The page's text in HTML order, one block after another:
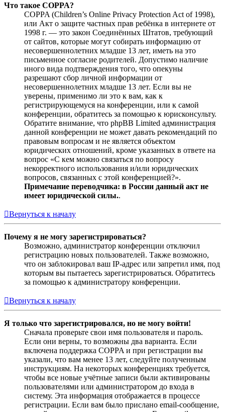
Что такое COPPA?
COPPA (Children’s Online Privacy Protection Act of 1998),
или Акт о защите частных прав ребёнка в интернете от
1998 г. — это закон Соединённых Штатов, требующий
от сайтов, которые могут собирать информацию от
несовершеннолетних младше 13 лет, иметь на это
письменное согласие родителей. Допустимо наличие
иного вида подтверждения того, что опекуны
разрешают сбор личной информации от
несовершеннолетних младше 13 лет. Если вы не
уверены, применимо ли это к вам, как к
регистрирующемуся на конференции, или к самой
конференции, обратитесь за помощью к юрисконсульту.
Обратите внимание, что phpBB Limited администрация
данной конференции не может давать рекомендаций по
правовым вопросам и не является объектом
юридических отношений, кроме указанных в ответе на
вопрос «С кем можно связаться по вопросу
некорректного использования и/или юридических
вопросов, связанных с этой конференцией?».
Примечание переводчика: в России данный акт не
имеет юридической силы..
Вернуться к началу
Почему я не могу зарегистрироваться?
Возможно, администратор конференции отключил
регистрацию новых пользователей. Также возможно,
что он заблокировал ваш IP-адрес или запретил имя, под
которым вы пытаетесь зарегистрироваться. Обратитесь
за помощью к администратору конференции.
Вернуться к началу
Я только что зарегистрировался, но не могу войти!
Сначала проверьте свои имя пользователя и пароль.
Если они верны, то возможны два варианта. Если
включена поддержка COPPA и при регистрации вы
указали, что вам менее 13 лет, следуйте полученным
инструкциям. На некоторых конференциях требуется,
чтобы все новые учётные записи были активированы
пользователями или администратором до входа в
систему. Эта информация отображается в процессе
регистрации. Если вам было прислано email-сообщение,